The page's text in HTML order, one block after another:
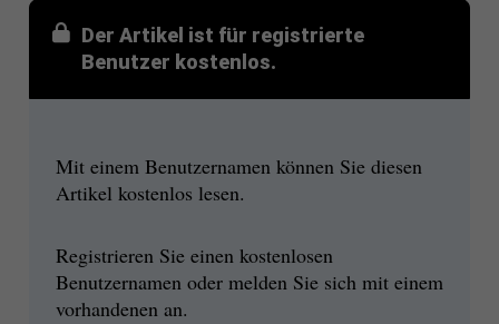
Der Artikel ist für registrierte
Benutzer kostenlos.
Mit einem Benutzernamen können Sie diesen
Artikel kostenlos lesen.
Registrieren Sie einen kostenlosen
Benutzernamen oder melden Sie sich mit einem
vorhandenen an.